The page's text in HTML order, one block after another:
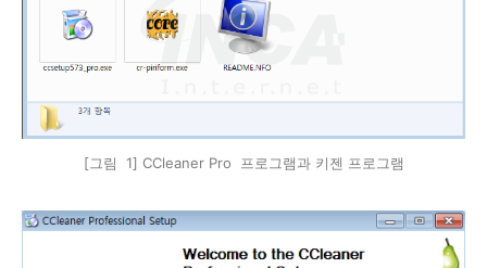
[그림 1] CCleaner Pro 프로그램과 키젠 프로그램